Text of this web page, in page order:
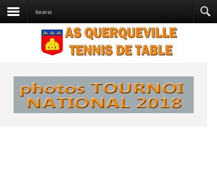
Horaires